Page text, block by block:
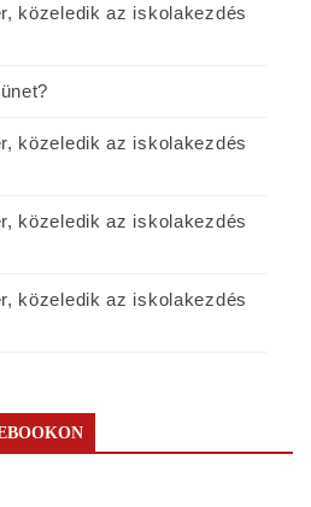
közeledik az iskolakezdés
közeledik az iskolakezdés
közeledik az iskolakezdés
közeledik az iskolakezdés